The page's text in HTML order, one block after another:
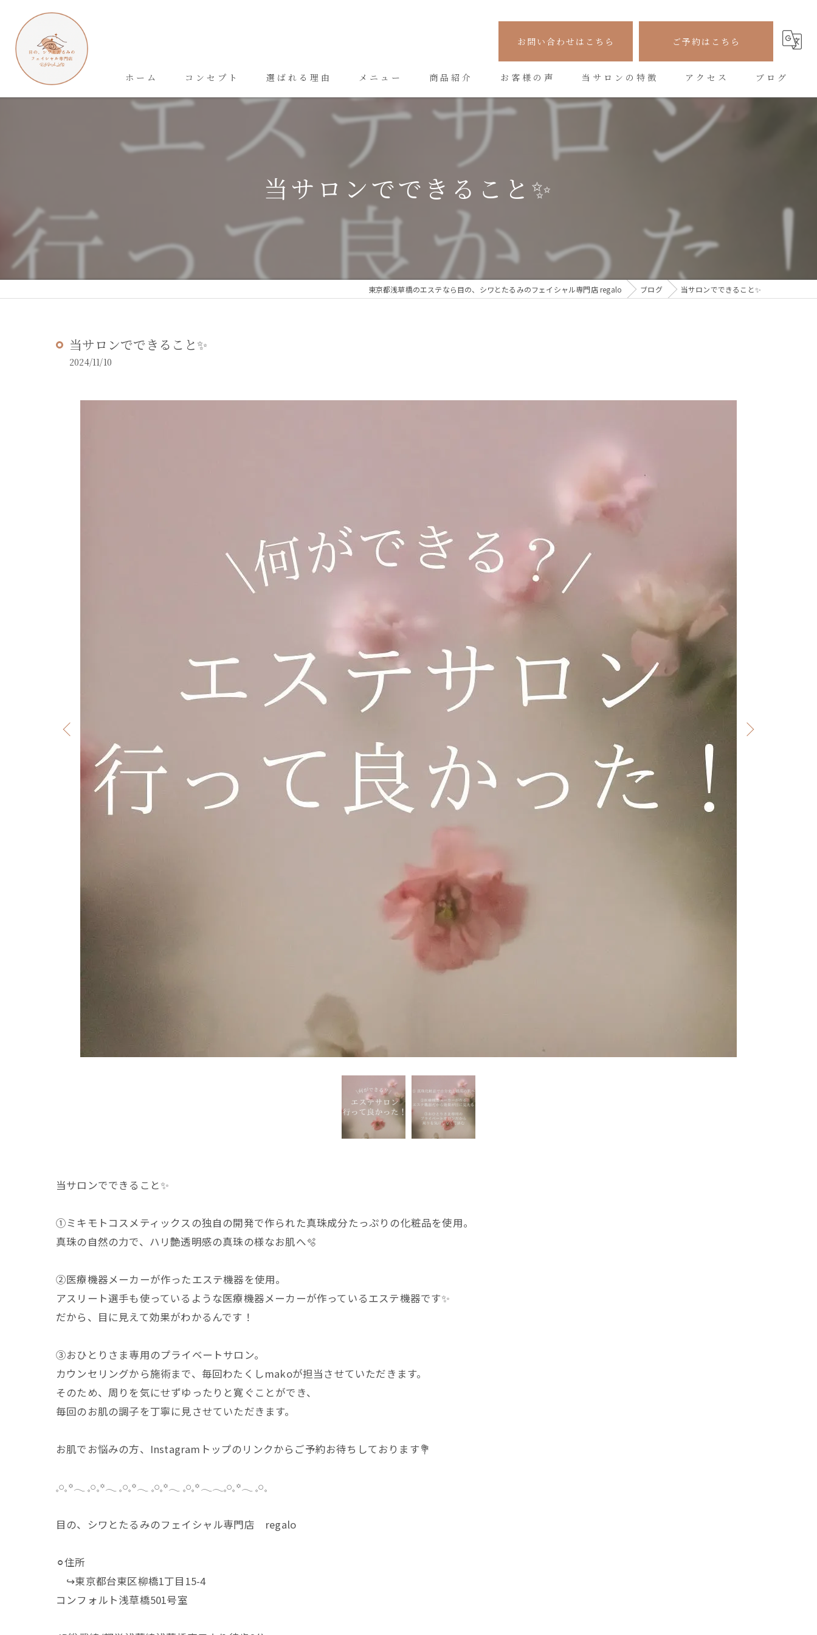
お問い合わせはこちら ご予約はこちら
ホーム コンセプト 選ばれる理由 メニュー 商品紹介 お客様の声 当サロンの特徴
シワ
アクセス ブログ
当サロンでできること✨
東京都浅草橋のエステなら目の、シワとたるみのフェイシャル専門店 regalo ブログ 当サロンでできること✨
当サロンでできること✨
2024/11/10
当サロンでできること✨
①ミキモトコスメティックスの独自の開発で作られた真珠成分たっぷりの化粧品を使用。
真珠の自然の力で、ハリ艶透明感の真珠の様なお肌へ🫧
②医療機器メーカーが作ったエステ機器を使用。
アスリート選手も使っているような医療機器メーカーが作っているエステ機器です✨
だから、目に見えて効果がわかるんです！
③おひとりさま専用のプライベートサロン。
カウンセリングから施術まで、毎回わたくしmakoが担当させていただきます。
そのため、周りを気にせずゆったりと寛ぐことができ、
毎回のお肌の調子を丁寧に見させていただきます。
お肌でお悩みの方、Instagramトップのリンクからご予約お待ちしております💐
𓈒𓏸𓈒꙳𓂃 𓈒𓏸𓈒꙳𓂃 𓈒𓏸𓈒꙳𓂃 𓈒𓏸𓈒꙳𓂃 𓈒𓏸𓈒꙳𓂃𓂃𓈒𓏸𓈒꙳𓂃 𓈒𓏸𓈒
目の、シワとたるみのフェイシャル専門店 regalo
⚪︎住所
↪︎東京都台東区柳橋1丁目15-4
コンフォルト浅草橋501号室